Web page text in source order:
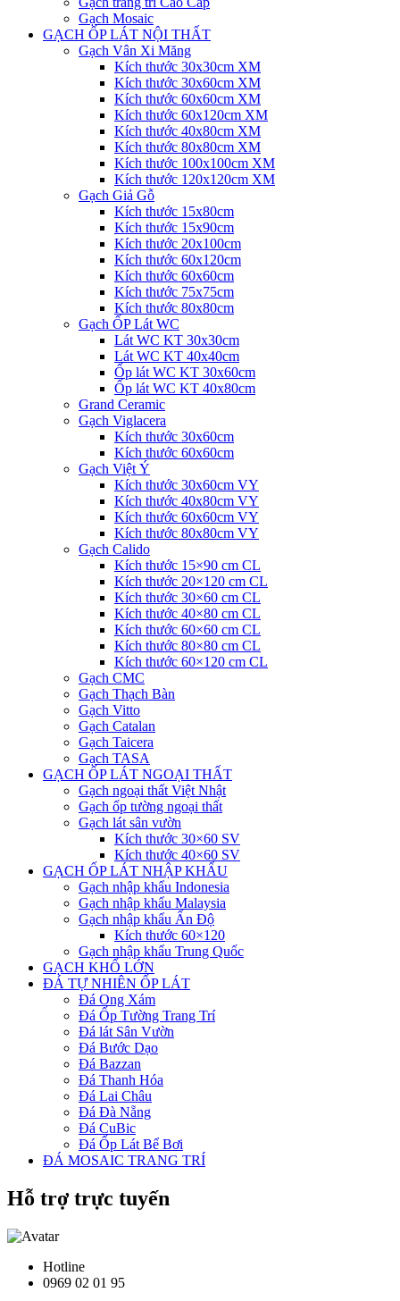
Gạch Mosaic
GẠCH ỐP LÁT NỘI THẤT
Gạch Vân Xi Măng
Kích thước 30x30cm XM
Kích thước 30x60cm XM
Kích thước 60x60cm XM
Kích thước 60x120cm XM
Kích thước 40x80cm XM
Kích thước 80x80cm XM
Kích thước 100x100cm XM
Kích thước 120x120cm XM
Gạch Giả Gỗ
Kích thước 15x80cm
Kích thước 15x90cm
Kích thước 20x100cm
Kích thước 60x120cm
Kích thước 60x60cm
Kích thước 75x75cm
Kích thước 80x80cm
Gạch ỐP Lát WC
Lát WC KT 30x30cm
Lát WC KT 40x40cm
Ốp lát WC KT 30x60cm
Ốp lát WC KT 40x80cm
Grand Ceramic
Gạch Viglacera
Kích thước 30x60cm
Kích thước 60x60cm
Gạch Việt Ý
Kích thước 30x60cm VY
Kích thước 40x80cm VY
Kích thước 60x60cm VY
Kích thước 80x80cm VY
Gạch Calido
Kích thước 15×90 cm CL
Kích thước 20×120 cm CL
Kích thước 30×60 cm CL
Kích thước 40×80 cm CL
Kích thước 60×60 cm CL
Kích thước 80×80 cm CL
Kích thước 60×120 cm CL
Gạch CMC
Gạch Thạch Bàn
Gạch Vitto
Gạch Catalan
Gạch Taicera
Gạch TASA
GẠCH ỐP LÁT NGOẠI THẤT
Gạch ngoại thất Việt Nhật
Gạch ốp tường ngoại thất
Gạch lát sân vườn
Kích thước 30×60 SV
Kích thước 40×60 SV
GẠCH ỐP LÁT NHẬP KHẨU
Gạch nhập khẩu Indonesia
Gạch nhập khẩu Malaysia
Gạch nhập khẩu Ấn Độ
Kích thước 60×120
Gạch nhập khẩu Trung Quốc
GẠCH KHỔ LỚN
ĐÁ TỰ NHIÊN ỐP LÁT
Đá Ong Xám
Đá Ốp Tường Trang Trí
Đá lát Sân Vườn
Đá Bước Dạo
Đá Bazzan
Đá Thanh Hóa
Đá Lai Châu
Đá Đà Nẵng
Đá CuBic
Đá Ốp Lát Bể Bơi
ĐÁ MOSAIC TRANG TRÍ
Hỗ trợ trực tuyến
Hotline
0969 02 01 95